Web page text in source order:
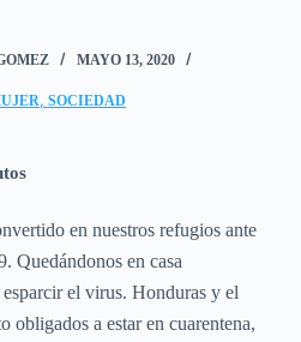
MAYO 13, 2020
, SOCIEDAD
en nuestros refugios ante
Quedándonos en casa
el virus. Honduras y el
obligados a estar en cuarentena,